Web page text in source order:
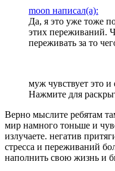
moon написал(а):
Да, я это уже тоже
этих переживаний.
переживать за то
муж чувствует это и
Нажмите для
Верно мыслите ребятам
мир намного тоньше и
излучаете. негатив
стресса и переживаний
наполнить свою жизнь и